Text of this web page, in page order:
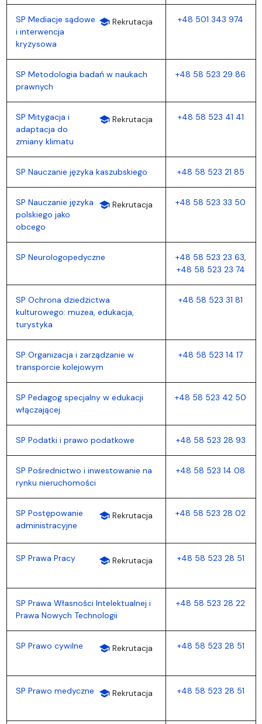
school Rekrutacja
SP Mediacje sądowe
i interwencja
kryzysowa
+48 501 343 974
SP Metodologia badań w naukach
prawnych
+48 58 523 29 86
school Rekrutacja
SP Mitygacja i
adaptacja do
zmiany klimatu
+48 58 523 41 41
SP Nauczanie języka kaszubskiego +48 58 523 21 85
school Rekrutacja
SP Nauczanie języka
polskiego jako
obcego
+48 58 523 33 50
SP Neurologopedyczne +48 58 523 23 63,
+48 58 523 23 74
SP Ochrona dziedzictwa
kulturowego: muzea, edukacja,
turystyka
+48 58 523 31 81
SP Organizacja i zarządzanie w
transporcie kolejowym
+48 58 523 14 17
SP Pedagog specjalny w edukacji
włączającej
+48 58 523 42 50
SP Podatki i prawo podatkowe +48 58 523 28 93
SP Pośrednictwo i inwestowanie na
rynku nieruchomości
+48 58 523 14 08
school Rekrutacja
SP Postępowanie
administracyjne
+48 58 523 28 02
school Rekrutacja
SP Prawa Pracy +48 58 523 28 51
SP Prawa Własności Intelektualnej i
Prawa Nowych Technologii
+48 58 523 28 22
school Rekrutacja
SP Prawo cywilne +48 58 523 28 51
school Rekrutacja
SP Prawo medyczne +48 58 523 28 51